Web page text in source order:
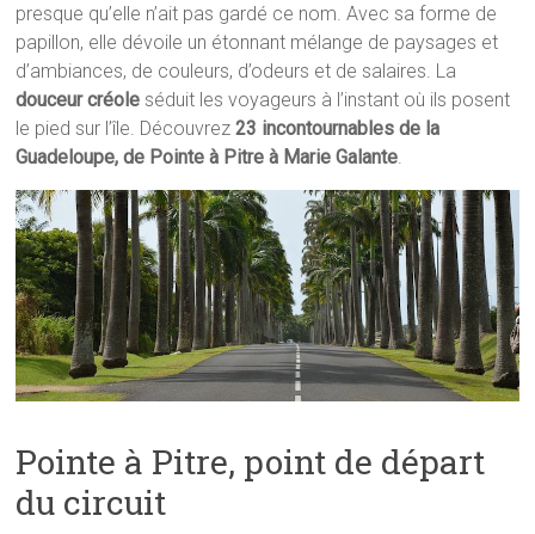
presque qu’elle n’ait pas gardé ce nom. Avec sa forme de
papillon, elle dévoile un étonnant mélange de paysages et
d’ambiances, de couleurs, d’odeurs et de salaires. La
douceur créole séduit les voyageurs à l’instant où ils posent
le pied sur l’île. Découvrez23 incontournables de la
Guadeloupe, de Pointe à Pitre à Marie Galante
Pointe à Pitre, point de départ
du circuit